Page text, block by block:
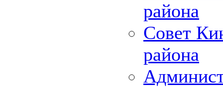
района
Совет
района